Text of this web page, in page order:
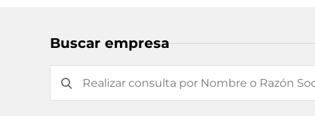
Buscar empresa